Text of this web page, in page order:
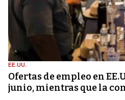
EE.UU.
Ofertas de empleo en
junio, mientras que la